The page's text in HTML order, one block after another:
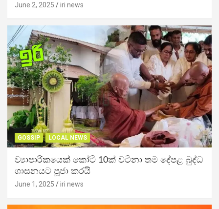
June 2, 2025 iri news
GOSSIP LOCAL NEWS
ව්‍යාපාරිකයෙක් කෝටි 10ක් වටිනා තම දේපළ බුද්ධ
ශාසනයට පූජා කරයි
June 1, 2025 iri news